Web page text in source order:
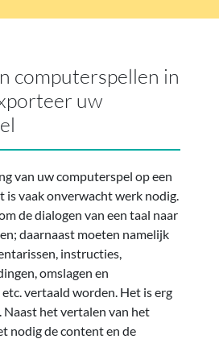
computerspellen in
uw
van uw computerspel op een
is vaak onverwacht werk nodig.
de dialogen van een taal naar
daarnaast moeten namelijk
instructies,
omslagen en
vertaald worden. Het is erg
het vertalen van het
nodig de content en de